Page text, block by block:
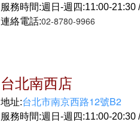
服務時間:週日-週四:11:00-21:30
連絡電話:02-8780-9966
台北南西店
地址:台北市南京西路12號B2
服務時間:週日-週四:11:00-20:30